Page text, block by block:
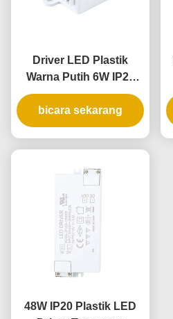
Driver LED Plastik
Warna Putih 6W IP20
dengan Tegangan
Konstan untuk
Pencahayaan Dalam
bicara sekarang
48W IP20 Plastik LED